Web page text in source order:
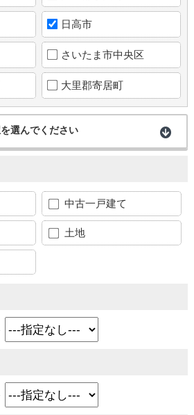
日高市
さいたま市中央区
大里郡寄居町
選んでください
中古一戸建て
土地